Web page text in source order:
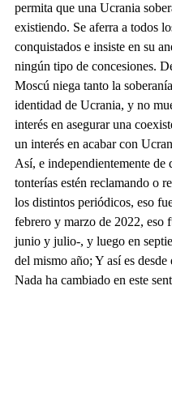
permita que una Ucrania
existiendo. Se aferra a todos
conquistados e insiste en su
ningún tipo de concesiones.
Moscú niega tanto la
identidad de Ucrania, y no
interés en asegurar una
un interés en acabar con
Así, e independientemente de
tonterías estén reclamando o
los distintos periódicos, eso
febrero y marzo de 2022, eso
junio y julio-, y luego en
del mismo año; Y así es desde
Nada ha cambiado en este